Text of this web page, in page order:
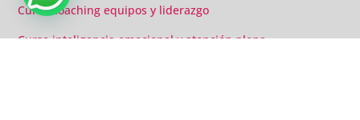
Curso coaching equipos y liderazgo
Curso inteligencia emocional y atención plena